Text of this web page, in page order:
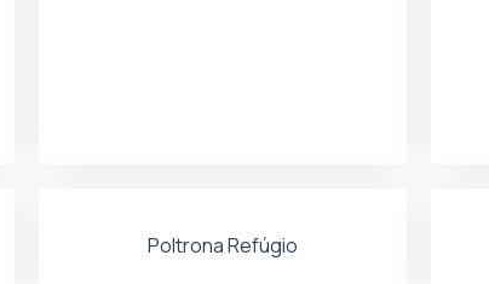
Poltrona Refúgio